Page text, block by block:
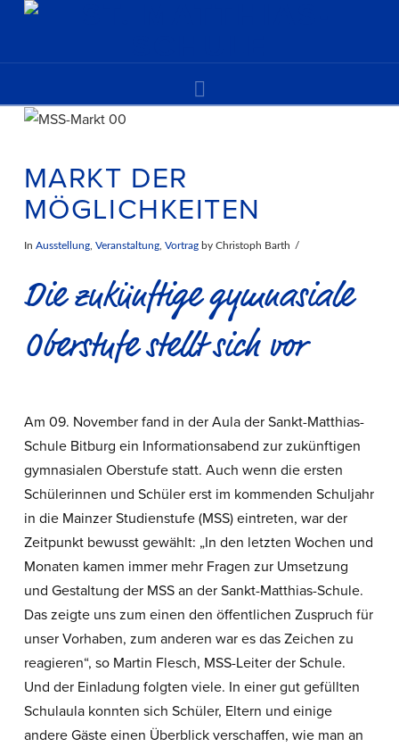
MARKT DER
MÖGLICHKEITEN
In Ausstellung, Veranstaltung, Vortragby Christoph Barth
Die zukünftige gymnasiale
Oberstufe stellt sich vor
Am 09. November fand in der Aula der Sankt-Matthias-
Schule Bitburg ein Informationsabend zur zukünftigen
gymnasialen Oberstufe statt. Auch wenn die ersten
Schülerinnen und Schüler erst im kommenden Schuljahr
in die Mainzer Studienstufe (MSS) eintreten, war der
Zeitpunkt bewusst gewählt: „In den letzten Wochen und
Monaten kamen immer mehr Fragen zur Umsetzung
und Gestaltung der MSS an der Sankt-Matthias-Schule.
Das zeigte uns zum einen den öffentlichen Zuspruch für
unser Vorhaben, zum anderen war es das Zeichen zu
reagieren“, so Martin Flesch, MSS-Leiter der Schule.
Und der Einladung folgten viele. In einer gut gefüllten
Schulaula konnten sich Schüler, Eltern und einige
andere Gäste einen Überblick verschaffen, wie man an